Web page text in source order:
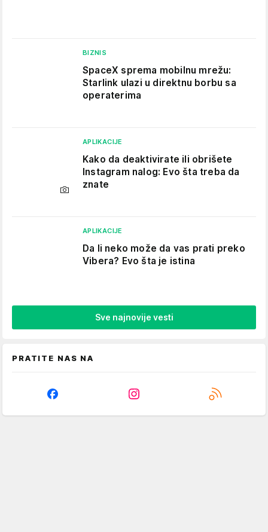
BIZNIS
SpaceX sprema mobilnu mrežu:
Starlink ulazi u direktnu borbu sa
operaterima
APLIKACIJE
Kako da deaktivirate ili obrišete
Instagram nalog: Evo šta treba da
znate
APLIKACIJE
Da li neko može da vas prati preko
Vibera? Evo šta je istina
Sve najnovije vesti
PRATITE NAS NA